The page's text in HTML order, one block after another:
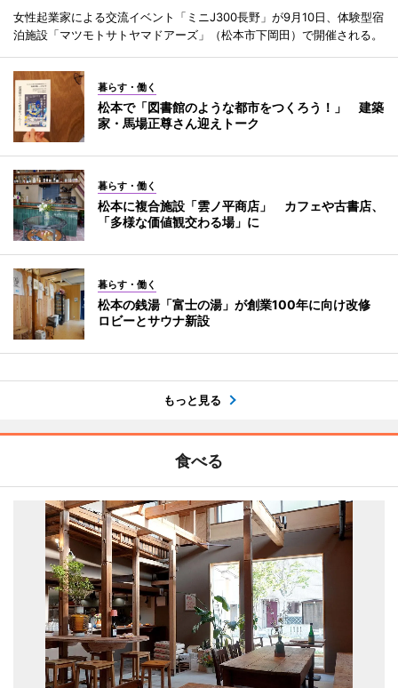
女性起業家による交流イベント「ミニJ300長野」が9月10日、体験型宿
泊施設「マツモトサトヤマドアーズ」（松本市下岡田）で開催される。
暮らす・働く
松本で「図書館のような都市をつくろう！」 建築
家・馬場正尊さん迎えトーク
暮らす・働く
松本に複合施設「雲ノ平商店」 カフェや古書店、
「多様な価値観交わる場」に
暮らす・働く
松本の銭湯「富士の湯」が創業100年に向け改修
ロビーとサウナ新設
もっと見る
食べる